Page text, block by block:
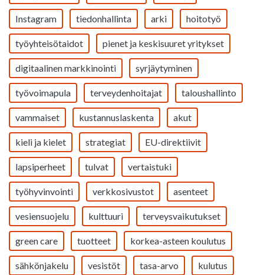
Instagram tiedonhallinta arki hoitotyö
työyhteisötaidot pienet ja keskisuuret yritykset
digitaalinen markkinointi syrjäytyminen
työvoimapula terveydenhoitajat taloushallinto
vammaiset kustannuslaskenta akut
kieli ja kielet strategiat EU-direktiivit
lapsiperheet tulvat vertaistuki
työhyvinvointi verkkosivustot asenteet
vesiensuojelu kulttuuri terveysvaikutukset
green care tuotteet korkea-asteen koulutus
sähkönjakelu vesistöt tasa-arvo kulutus